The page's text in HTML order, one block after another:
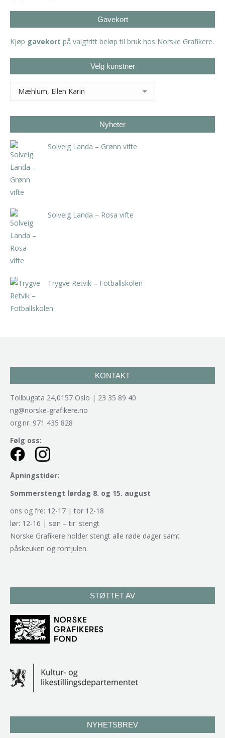
Gavekort
Kjøp gavekort på valgfritt beløp til bruk hos Norske Grafikere.
Velg kunstner
Nyheter
Solveig Landa – Grønn vifte
Solveig Landa – Rosa vifte
Trygve Retvik – Fotballskolen
KONTAKT
Tollbugata 24,0157 Oslo | 23 35 89 40
ng@norske-grafikere.no
org.nr. 971 435 828
Følg oss:
Åpningstider:
Sommerstengt lørdag 8. og 15. august
ons og fre: 12-17 | tor 12-18
lør: 12-16 | søn – tir: stengt
Norske Grafikere holder stengt alle røde dager samt
påskeuken og romjulen.
STØTTET AV
NYHETSBREV